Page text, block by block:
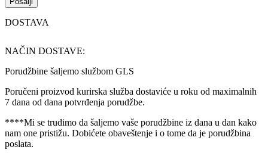
DOSTAVA
NAČIN DOSTAVE:
Porudžbine šaljemo službom GLS
Poručeni proizvod kurirska služba dostaviće u roku od maximalnih
7 dana od dana potvrđenja porudžbe.
****Mi se trudimo da šaljemo vaše porudžbine iz dana u dan kako
nam one pristižu. Dobićete obaveštenje i o tome da je porudžbina
poslata.